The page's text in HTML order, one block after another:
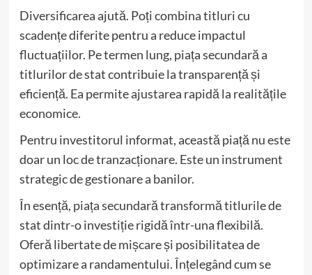
Diversificarea ajută. Poți combina titluri cu
scadențe diferite pentru a reduce impactul
fluctuațiilor. Pe termen lung, piața secundară a
titlurilor de stat contribuie la transparență și
eficiență. Ea permite ajustarea rapidă la realitățile
economice.
Pentru investitorul informat, această piață nu este
doar un loc de tranzacționare. Este un instrument
strategic de gestionare a banilor.
În esență, piața secundară transformă titlurile de
stat dintr-o investiție rigidă într-una flexibilă.
Oferă libertate de mișcare și posibilitatea de
optimizare a randamentului. Înțelegând cum se